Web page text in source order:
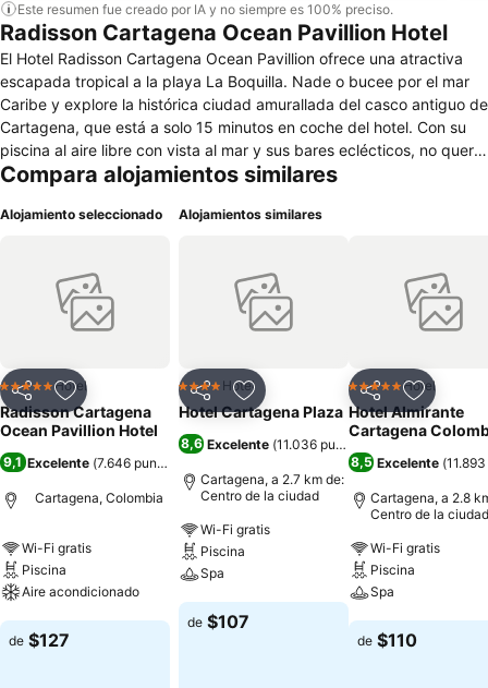
Este resumen fue creado por IA y no siempre es 100% preciso.
Radisson Cartagena Ocean Pavillion Hotel
El Hotel Radisson Cartagena Ocean Pavillion ofrece una atractiva
escapada tropical a la playa La Boquilla. Nade o bucee por el mar
Caribe y explore la histórica ciudad amurallada del casco antiguo de
Cartagena, que está a solo 15 minutos en coche del hotel. Con su
piscina al aire libre con vista al mar y sus bares eclécticos, no querrá
marcharse. Cuando tenga que dirigirse a casa, el Aeropuerto
kilómetros del hotel. Respire la brisa del mar mientras toma el sol en
servicio de conserje y taxi privado pueden simplificar su itinerario.
Aproveche estos servicios del hotel: Tres bares y un restaurante,
piscina al aire libre con vistas al mar, jacuzzis en la terraza,
disponible 24 horas.
Compara alojamientos similares
Alojamiento seleccionado
CompartirAgregar a favoritos
5 EstrellasHotel
Radisson Cartagena
Ocean Pavillion Hotel
9,1 Excelente (7.646 puntuaciones
Cartagena, Colombia
Wi-Fi gratis
Piscina
Aire acondicionado
Ver precios
de $127
Alojamientos similares
CompartirAgregar a favoritos
4 EstrellasHotel
Hotel Cartagena Plaza
8,6 Excelente (11.036 puntuaciones
Cartagena, a 2.7 km de:
Centro de la ciudad
Wi-Fi gratis
Piscina
Spa
Ver precios
de $107
CompartirAgregar
5 EstrellasHotel
Hotel Almirante
Cartagena
8,5 Excelente (
Cartagena, a 2.8
Centro de la ciudad
Wi-Fi gratis
Piscina
Spa
Ver precios
de $110